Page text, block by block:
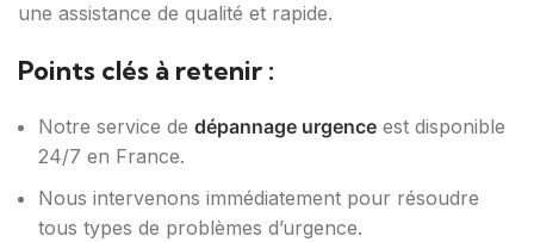
une assistance de qualité et rapide.
Points clés à retenir :
Notre service de dépannage urgence est disponible
24/7 en France.
Nous intervenons immédiatement pour résoudre
tous types de problèmes d’urgence.